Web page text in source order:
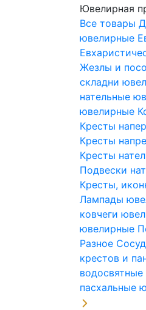
Ювелирная
Все товары
ювелирные
Жезлы и
складни
нательные
ювелирные
Кресты
Кресты
Кресты
Подвески
Кресты,
Лампады
ковчеги
ювелирные
Разное
крестов и
пасхальные